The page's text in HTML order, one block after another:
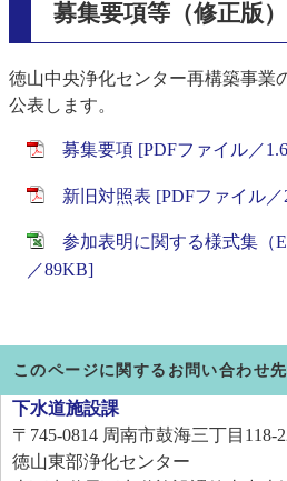
募集要項等（修正版）
徳山中央浄化センター再構築事業
公表します。
募集要項 [PDFファイル／
新旧対照表 [PDFファイル
参加表明に関する様式集（
／89KB]
このページに関するお問い合わせ先
下水道施設課
〒745-0814 周南市鼓海三丁目118-
徳山東部浄化センター